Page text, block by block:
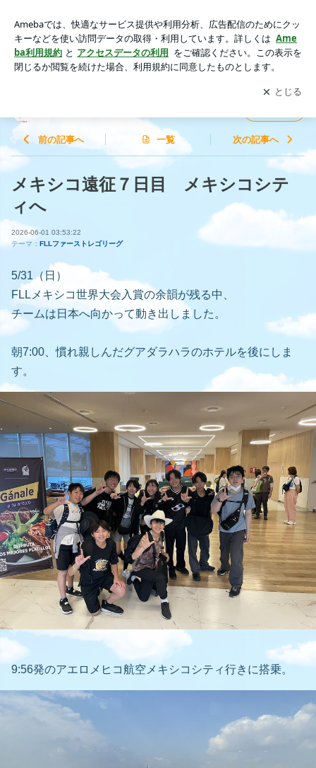
動日記
アプリをダウンロードして ブログの更新通知
を受け取りまし
ょう。
開く
前の記事へ 一覧 次の記事へ
メキシコ遠征７日目 メキシコシテ
ィへ
2026-06-01 03:53:22
テーマ： FLLファーストレゴリーグ
5/31（日）
FLLメキシコ世界大会入賞の余韻が残る中、
チームは日本へ向かって動き出しました。
朝7:00、慣れ親しんだグアダラハラのホテルを後にしま
す。
9:56発のアエロメヒコ航空メキシコシティ行きに搭乗。